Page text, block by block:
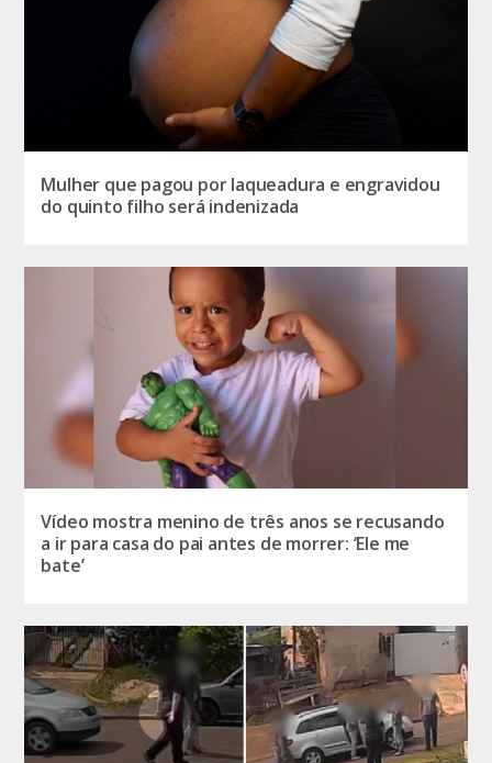
Mulher que pagou por laqueadura e engravidou
do quinto filho será indenizada
Vídeo mostra menino de três anos se recusando
a ir para casa do pai antes de morrer: ‘Ele me
bate’